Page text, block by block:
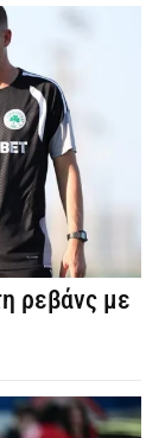
ρεβάνς με